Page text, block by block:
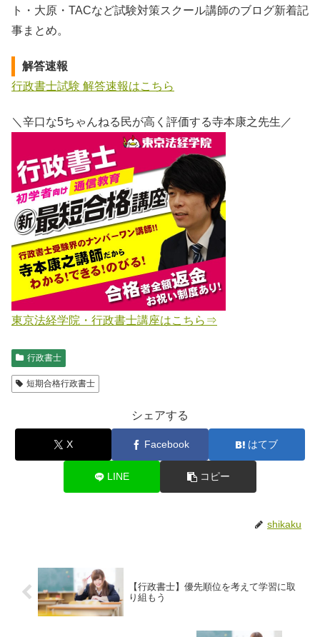
ト・大原・TACなど試験対策スクール講師のブログ新着記
事まとめ。
解答速報
行政書士試験 解答速報はこちら
＼辛口な5ちゃんねる民が高く評価する寺本康之先生／
東京法経学院・行政書士講座はこちら⇒
行政書士
短期合格行政書士
シェアする
X Facebook はてブ
LINE コピー
shikaku
【行政書士】優先順位を考えて学習に取
り組もう